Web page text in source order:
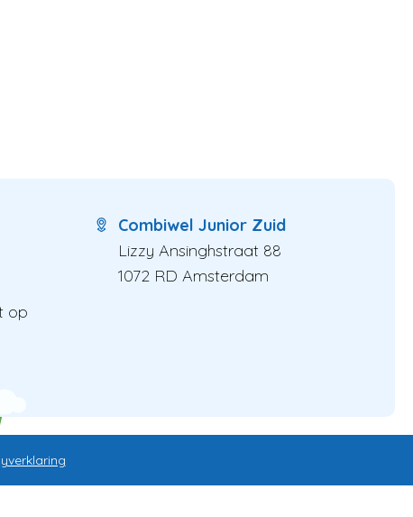
op
Combiwel Junior Zuid
Lizzy Ansinghstraat 88
1072 RD Amsterdam